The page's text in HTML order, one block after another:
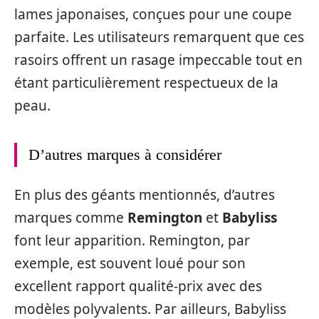
lames japonaises, conçues pour une coupe
parfaite. Les utilisateurs remarquent que ces
rasoirs offrent un rasage impeccable tout en
étant particulièrement respectueux de la
peau.
D’autres marques à considérer
En plus des géants mentionnés, d’autres
marques comme Remington et Babyliss
font leur apparition. Remington, par
exemple, est souvent loué pour son
excellent rapport qualité-prix avec des
modèles polyvalents. Par ailleurs, Babyliss